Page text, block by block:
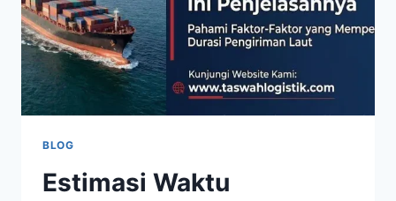
BLOG
Estimasi Waktu